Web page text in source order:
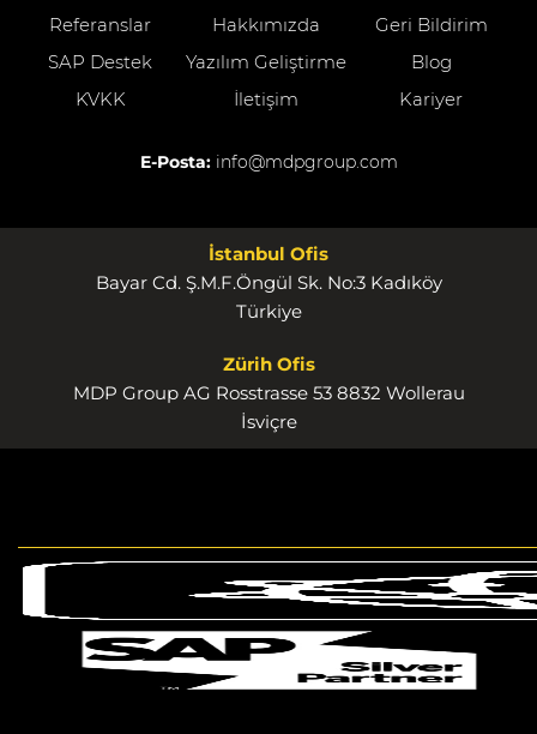
Referanslar Hakkımızda
Geri Bildirim
SAP Destek
Yazılım Geliştirme
Blog
KVKK
İletişim Kariyer
E-Posta: info@mdpgroup.com
İstanbul Ofis
Bayar Cd. Ş.M.F.Öngül Sk. No:3 Kadıköy
Türkiye
Zürih Ofis
MDP Group AG Rosstrasse 53 8832 Wollerau
İsviçre